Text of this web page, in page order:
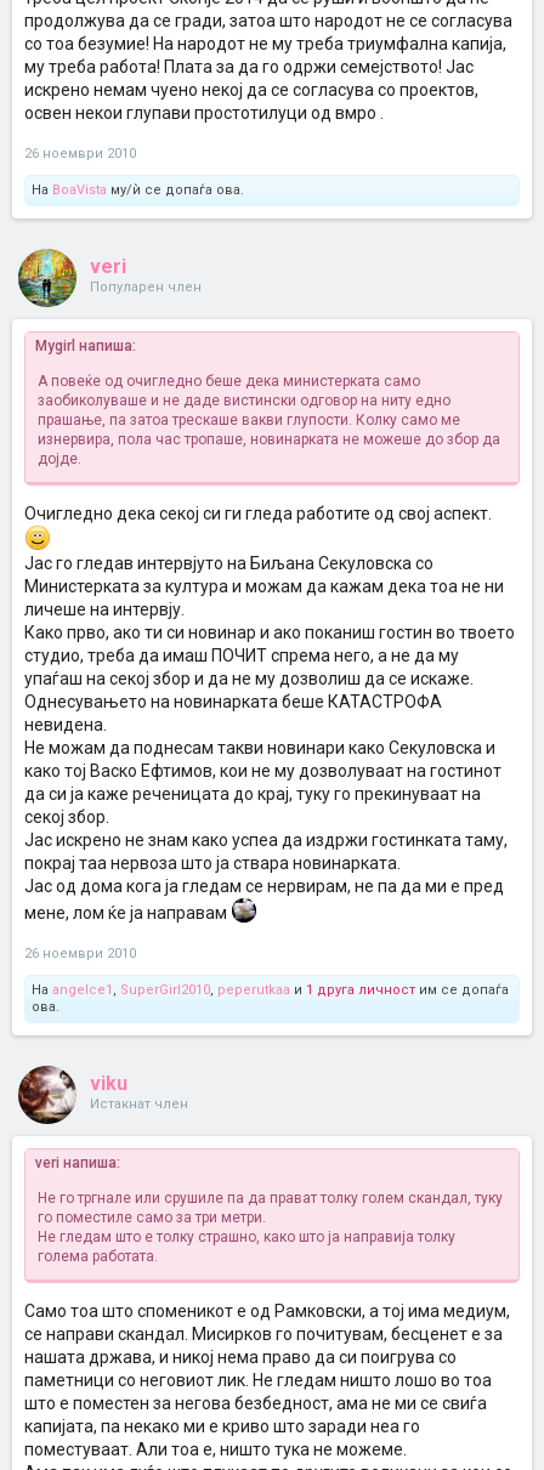
продолжува да се гради, затоа што народот не се согласува
со тоа безумие! На народот не му треба триумфална капија,
му треба работа! Плата за да го одржи семејството! Јас
искрено немам чуено некој да се согласува со проектов,
освен некои глупави простотилуци од вмро .
26 ноември 2010
На BoaVista му/ѝ се допаѓа ова.
veri
Популарен член
Mygirl напиша:
А повеќе од очигледно беше дека министерката само
заобиколуваше и не даде вистински одговор на ниту едно
прашање, па затоа трескаше вакви глупости. Колку само ме
изнервира, пола час тропаше, новинарката не можеше до збор да
дојде.
Очигледно дека секој си ги гледа работите од свој аспект.
Јас го гледав интервјуто на Биљана Секуловска со
Министерката за култура и можам да кажам дека тоа не ни
личеше на интервју.
Како прво, ако ти си новинар и ако поканиш гостин во твоето
студио, треба да имаш ПОЧИТ спрема него, а не да му
упаѓаш на секој збор и да не му дозволиш да се искаже.
Однесувањето на новинарката беше КАТАСТРОФА
невидена.
Не можам да поднесам такви новинари како Секуловска и
како тој Васко Ефтимов, кои не му дозволуваат на гостинот
да си ја каже реченицата до крај, туку го прекинуваат на
секој збор.
Јас искрено не знам како успеа да издржи гостинката таму,
покрај таа нервоза што ја ствара новинарката.
Јас од дома кога ја гледам се нервирам, не па да ми е пред
мене, лом ќе ја направам
26 ноември 2010
На angelce1 , SuperGirl2010, peperutkaa и 1 друга личност им се допаѓа
ова.
viku
Истакнат член
veri напиша:
Не го тргнале или срушиле па да прават толку голем скандал, туку
го поместиле само за три метри.
Не гледам што е толку страшно, како што ја направија толку
голема работата.
Само тоа што споменикот е од Рамковски, а тој има медиум,
се направи скандал. Мисирков го почитувам, бесценет е за
нашата држава, и никој нема право да си поигрува со
паметници со неговиот лик. Не гледам ништо лошо во тоа
што е поместен за негова безбедност, ама не ми се свиѓа
капијата, па некако ми е криво што заради неа го
поместуваат. Али тоа е, ништо тука не можеме.